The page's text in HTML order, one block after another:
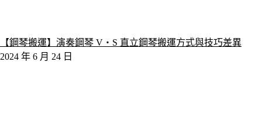
【鋼琴搬運】演奏鋼琴 V‧S 直立鋼琴搬運方式與技巧差異
2024 年 6 月 24 日